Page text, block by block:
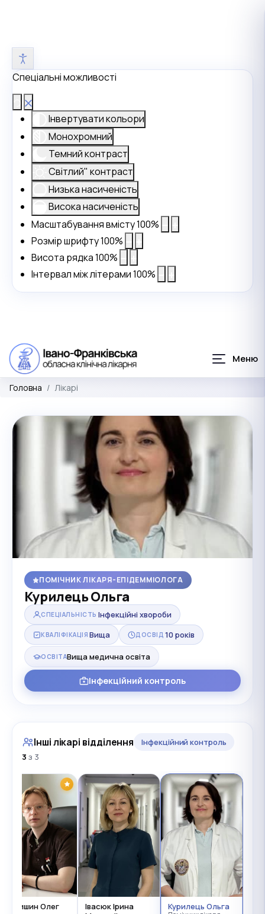
Спеціальні можливості
Інвертувати кольори
Монохромний
Темний контраст
Світлий" контраст
Низька насиченість
Висока насиченість
Масштабування вмісту100%
Розмір шрифту100%
Висота рядка100%
Інтервал між літерами100%
Головна Лікарі
ПОМІЧНИК ЛІКАРЯ-ЕПІДЕММІОЛОГА
Курилець Ольга
СПЕЦІАЛЬНІСТЬ Інфекційні хвороби
КВАЛІФІКАЦІЯ Вища ДОСВІД 10 років
ОСВІТАВища медична освіта
Інфекційний контроль
Інші лікарі відділення
Інфекційний контроль
3 з 3
Юрчишин Олег
Івасюк Ірина
Курилець Ольга